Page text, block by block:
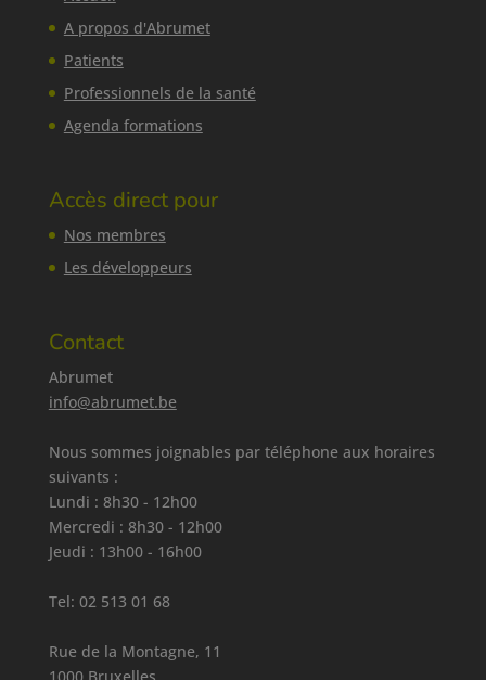
A propos d'Abrumet
Patients
Professionnels de la santé
Agenda formations
Accès direct pour
Nos membres
Les développeurs
Contact
Abrumet
info@abrumet.be
Nous sommes joignables par téléphone aux horaires
suivants :
Lundi : 8h30 - 12h00
Mercredi : 8h30 - 12h00
Jeudi : 13h00 - 16h00
Tel: 02 513 01 68
Rue de la Montagne, 11